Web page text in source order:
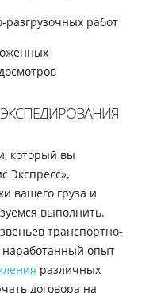
разгрузочных работ
который вы
Экспресс»,
вашего груза и
выполнить.
транспортно-
наработанный опыт
различных
договора на